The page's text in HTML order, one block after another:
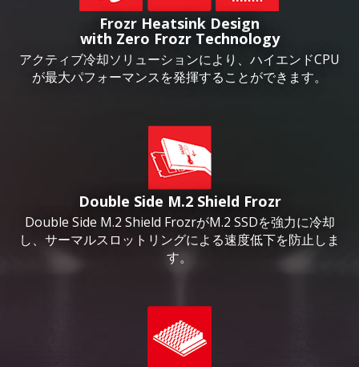
Frozr Heatsink Design
with Zero Frozr Technology
アクティブ冷却ソリューションにより、ハイエンドCPU
が最大パフォーマンスを発揮することができます。
Double Side M.2 Shield Frozr
Double Side M.2 Shield FrozrがM.2 SSDを強力に冷却
し、サーマルスロットリングによる速度低下を防止しま
す。